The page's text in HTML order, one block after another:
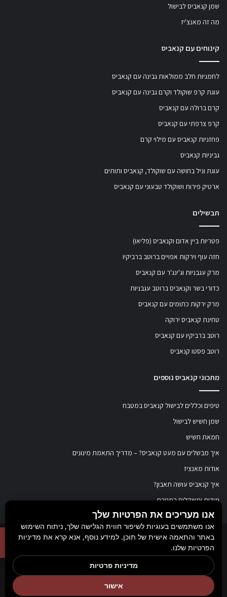
שמן קנאביס לבישול
מה זה מאנצ'יז
קינוחים עם קנאביס
לחמניות חלב ממולאות גבינה עם קנאביס
עוגת קרפ שוקולד וקרם גבינה עם קנאביס
קרם ברולה עם קנאביס
קרפ צרפתי עם קנאביס
פחזניות קנאביס עם מילוי קרם
גביניות קנאביס
עוגת וניל בחושה עם שוקולד, קנאביס ותותים
ארטיק פירות ושוקולד טבעוני עם קנאביס
תבשילים
פטריות ביין אדום וקנאביס (פליאו)
חזה עוף וירקות אפויים ברוטב ברביקיו
מרק עגבניות וג'ינג'ר עם קנאביס
כדורי בשר וקנאביס ברוטב עגבניות
מרק ירקות כתומים עם קנאביס
טחינת קנאביס ירוקה
רוטב ברביקיו עם קנאביס
רוטב פסטו קנאביס
מתכוני קנאביס נוספים
טיפים וכללים לבישול קנאביס במטבח
שמן חשיש לבישול
חמאת חשיש
איך מבשלים עם מעט קנאביס? – מדריך התאמת מינונים
אודות מאנציז
איך קנאביס עושה תאבון?
מידות ומשקלים במטבח
© כל הזכויות שמורות למאנציז
, 2017-2026. אין במידע באתר זה תחליף להוועצות עם
רופא או רוקח בטרם רכישת תכשיר והתחלת הטיפול בו. יש לעיין בעלון לצרכן לפני
השימוש בתכשיר. מומלץ להתייעץ עם הרוקח בכל הנוגע למטרות ואופן השימוש,
תופעות לוואי, אינטראקציה עם תכשירים אחרים.
אנו מעריכים את הפרטיות שלך
אנו משתמשים בעוגיות לשיפור חווית הגלישה שלך, ניתוח השימוש
באתר והתאמה אישית של תוכן. למידע נוסף, אנא קרא את מדיניות
הפרטיות שלנו.
אישור
מדיניות פרטיות